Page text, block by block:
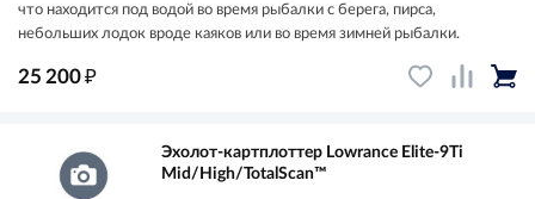
что находится под водой во время рыбалки с берега, пирса,
небольших лодок вроде каяков или во время зимней рыбалки.
25 200₽
Эхолот-картплоттер Lowrance Elite-9Ti
Mid/High/TotalScan™